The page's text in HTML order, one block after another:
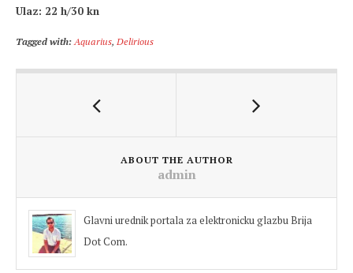
Ulaz: 22 h/30 kn
Tagged with: Aquarius, Delirious
ABOUT THE AUTHOR
admin
Glavni urednik portala za elektronicku glazbu Brija
Dot Com.